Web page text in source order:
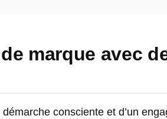
marque avec
consciente et d’un